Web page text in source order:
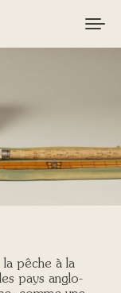
pêche à la
pays anglo-